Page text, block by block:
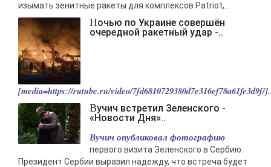
изымать зенитные ракеты для комплексов Patriot,...
Ночью по Украине совершён
очередной ракетный удар -..
[media=https://rutube.ru/video/7fd6810729380d7e316ef78a61fe3d9f/
Вучич встретил Зеленского -
«Новости Дня»..
Вучич опубликовал фотографию
первого визита Зеленского в Сербию.
Президент Сербии выразил надежду, что встреча будет